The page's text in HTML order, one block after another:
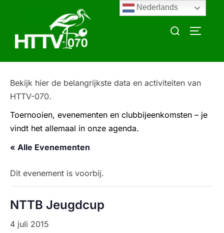
inhoud
Zoek
Bekijk hier de belangrijkste data en activiteiten van
HTTV-070.
Toernooien, evenementen en clubbijeenkomsten – je
vindt het allemaal in onze agenda.
« Alle Evenementen
Dit evenement is voorbij.
NTTB Jeugdcup
4 juli 2015
Nederlands